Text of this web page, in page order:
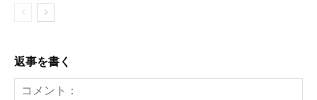
返事を書く